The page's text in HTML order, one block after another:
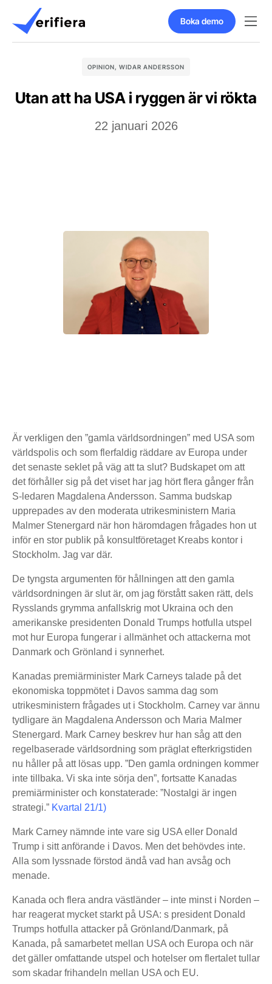
Boka demo
OPINION, WIDAR ANDERSSON
Utan att ha USA i ryggen är vi rökta
22 januari 2026
Är verkligen den ”gamla världsordningen” med USA som
världspolis och som flerfaldig räddare av Europa under
det senaste seklet på väg att ta slut? Budskapet om att
det förhåller sig på det viset har jag hört flera gånger från
S-ledaren Magdalena Andersson. Samma budskap
upprepades av den moderata utrikesministern Maria
Malmer Stenergard när hon häromdagen frågades hon ut
inför en stor publik på konsultföretaget Kreabs kontor i
Stockholm. Jag var där.
De tyngsta argumenten för hållningen att den gamla
världsordningen är slut är, om jag förstått saken rätt, dels
Rysslands grymma anfallskrig mot Ukraina och den
amerikanske presidenten Donald Trumps hotfulla utspel
mot hur Europa fungerar i allmänhet och attackerna mot
Danmark och Grönland i synnerhet.
Kanadas premiärminister Mark Carneys talade på det
ekonomiska toppmötet i Davos samma dag som
utrikesministern frågades ut i Stockholm. Carney var ännu
tydligare än Magdalena Andersson och Maria Malmer
Stenergard. Mark Carney beskrev hur han såg att den
regelbaserade världsordning som präglat efterkrigstiden
nu håller på att lösas upp. ”Den gamla ordningen kommer
inte tillbaka. Vi ska inte sörja den”, fortsatte Kanadas
premiärminister och konstaterade: ”Nostalgi är ingen
strategi.” Kvartal 21/1)
Mark Carney nämnde inte vare sig USA eller Donald
Trump i sitt anförande i Davos. Men det behövdes inte.
Alla som lyssnade förstod ändå vad han avsåg och
menade.
Kanada och flera andra västländer – inte minst i Norden –
har reagerat mycket starkt på USA: s president Donald
Trumps hotfulla attacker på Grönland/Danmark, på
Kanada, på samarbetet mellan USA och Europa och när
det gäller omfattande utspel och hotelser om flertalet tullar
som skadar frihandeln mellan USA och EU.